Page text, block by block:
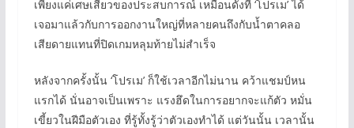
เพียงแค่เศษเสี้ยวของประสบการณ์ เหมือนดังที่ ‘โปรเม’ ได้
เจอมาแล้วกับการออกงานใหญ่ที่หลายคนถึงกับน้ำตาคลอ
เสียดายแทนที่ปิดเกมหลุมท้ายไม่สำเร็จ
หลังจากครั้งนั้น ‘โปรเม’ ก็ใช้เวลาอีกไม่นาน คว้าแชมป์หน
แรกได้ นั่นอาจเป็นเพราะ แรงฮึดในการอยากจะแก้ตัว หมั่น
เขี้ยวในฝีมือตัวเอง ที่รู้ทั้งรู้ว่าตัวเองทำได้ แต่วันนั้น เวลานั้น